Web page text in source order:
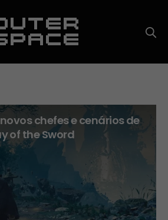
chefes e cenários de
of the Sword